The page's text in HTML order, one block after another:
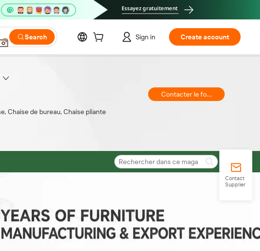
Search Sign in Create account
Chaise de bureau, Chaise pliante
Contacter le fournisseur
Contact
Supplier